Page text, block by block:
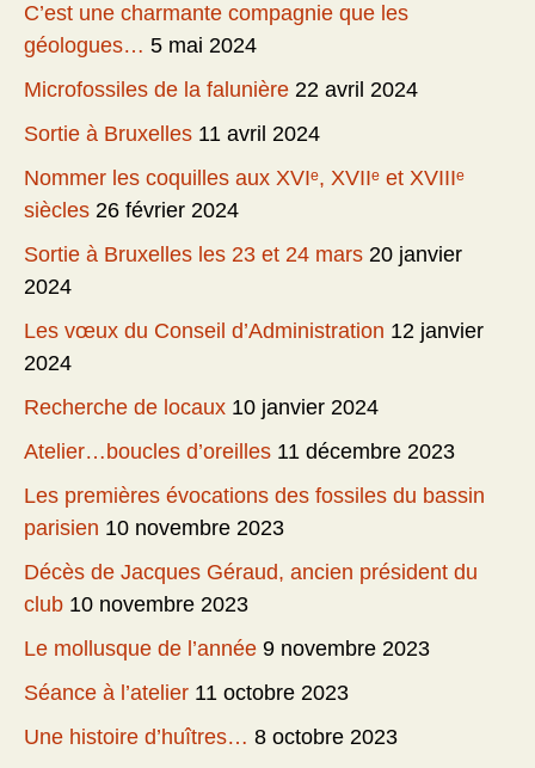
C’est une charmante compagnie que les
géologues… 5 mai 2024
Microfossiles de la falunière 22 avril 2024
Sortie à Bruxelles 11 avril 2024
Nommer les coquilles aux XVIᵉ, XVIIᵉ et XVIIIᵉ
siècles 26 février 2024
Sortie à Bruxelles les 23 et 24 mars 20 janvier
2024
Les vœux du Conseil d’Administration 12 janvier
2024
Recherche de locaux 10 janvier 2024
Atelier…boucles d’oreilles 11 décembre 2023
Les premières évocations des fossiles du bassin
parisien 10 novembre 2023
Décès de Jacques Géraud, ancien président du
club 10 novembre 2023
Le mollusque de l’année 9 novembre 2023
Séance à l’atelier 11 octobre 2023
Une histoire d’huîtres… 8 octobre 2023